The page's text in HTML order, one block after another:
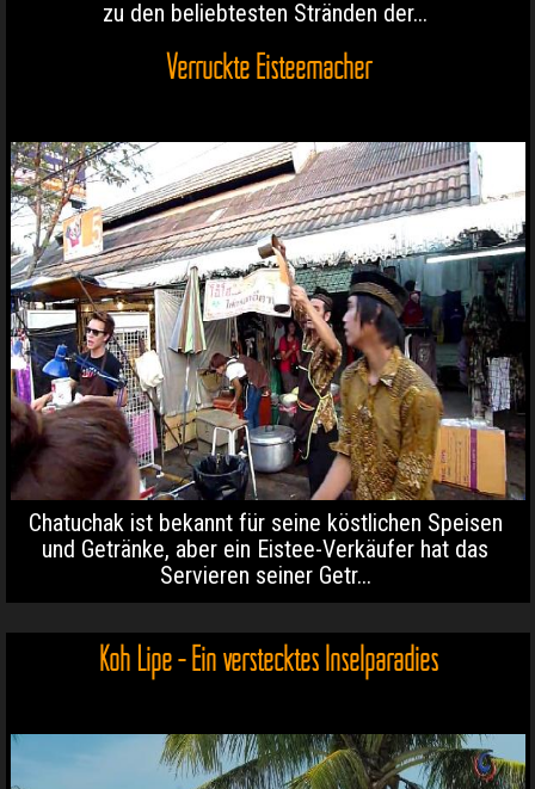
zu den beliebtesten Stränden der...
Verrückte Eisteemacher
Chatuchak ist bekannt für seine köstlichen Speisen
und Getränke, aber ein Eistee-Verkäufer hat das
Servieren seiner Getr...
Koh Lipe - Ein verstecktes Inselparadies